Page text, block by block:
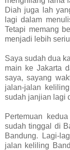
Diah juga lah
lagi dalam
Tetapi memang
menjadi lebih
Saya sudah dua
main ke Jakarta
saya, sayang
jalan-jalan
sudah janjian lagi
Pertemuan
sudah tinggal di
Bandung. Lagi-
jalan keliling